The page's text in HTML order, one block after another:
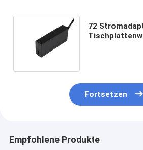
72
Fortsetzen
Empfohlene Produkte